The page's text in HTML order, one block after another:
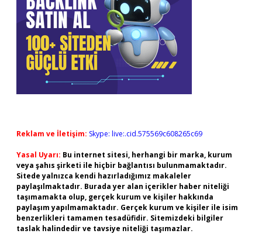
Reklam ve İletişim: Skype: live:.cid.575569c608265c69
Yasal Uyarı: Bu internet sitesi, herhangi bir marka, kurum
veya şahıs şirketi ile hiçbir bağlantısı bulunmamaktadır.
Sitede yalnızca kendi hazırladığımız makaleler
paylaşılmaktadır. Burada yer alan içerikler haber niteliği
taşımamakta olup, gerçek kurum ve kişiler hakkında
paylaşım yapılmamaktadır. Gerçek kurum ve kişiler ile isim
benzerlikleri tamamen tesadüfidir. Sitemizdeki bilgiler
taslak halindedir ve tavsiye niteliği taşımazlar.